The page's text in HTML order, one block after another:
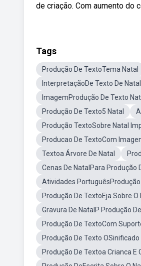
de criação. Com aumento do
Tags
Produção De TextoTema Natal
InterpretaçãoDe Texto De Natal
ImagemProdução De Texto
Produção De Texto5 Natal
Produção TextoSobre Natal
Producao De TextoCom
Textoa Árvore De Natal
Cenas De NatalPara Produção
Atividades PortuguêsProdução
Produção De TextoEja Sobre O
Gravura De NatalP Produção
Produção De TextoCom
Produção De Texto OSinificado
Produção De Textoa Crianca E